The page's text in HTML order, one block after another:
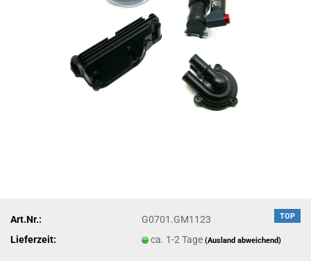
TOP
Art.Nr.:
G0701.GM1123
Lieferzeit:
ca. 1-2 Tage(Ausland abweichend)